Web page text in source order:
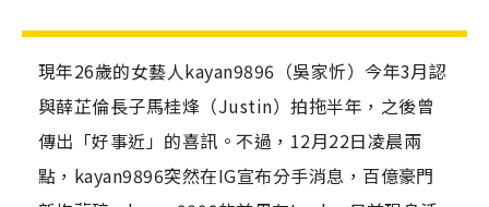
現年26歲的女藝人kayan9896（吳家忻）今年3月認
與薛芷倫長子馬桂烽（Justin）拍拖半年，之後曾
傳出「好事近」的喜訊。不過，12月22日凌晨兩
點，kayan9896突然在IG宣布分手消息，百億豪門